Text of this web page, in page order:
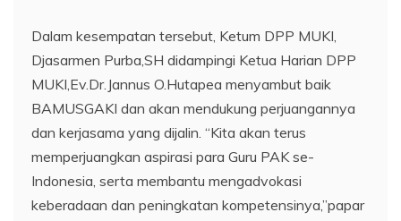
Dalam kesempatan tersebut, Ketum DPP MUKI,
Djasarmen Purba,SH didampingi Ketua Harian DPP
MUKI,Ev.Dr.Jannus O.Hutapea menyambut baik
BAMUSGAKI dan akan mendukung perjuangannya
dan kerjasama yang dijalin. “Kita akan terus
memperjuangkan aspirasi para Guru PAK se-
Indonesia, serta membantu mengadvokasi
keberadaan dan peningkatan kompetensinya,”papar